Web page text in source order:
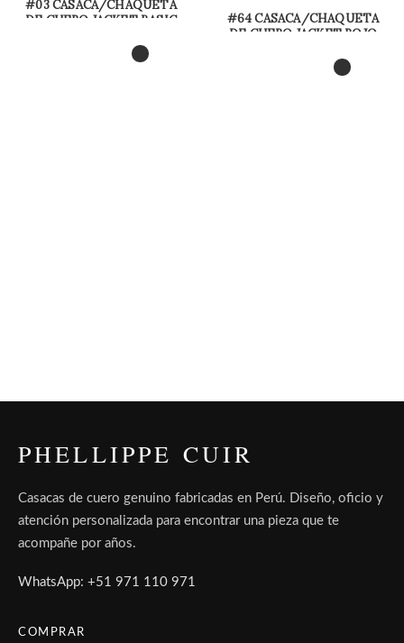
#03 CASACA/CHAQUETA
DE CUERO JACKET BASIC
#64 CASACA/CHAQUETA
DE CUERO JACKET ROJO
PHELLIPPE CUIR
Casacas de cuero genuino fabricadas en Perú. Diseño, oficio y
atención personalizada para encontrar una pieza que te
acompañe por años.
WhatsApp: +51 971 110 971
COMPRAR